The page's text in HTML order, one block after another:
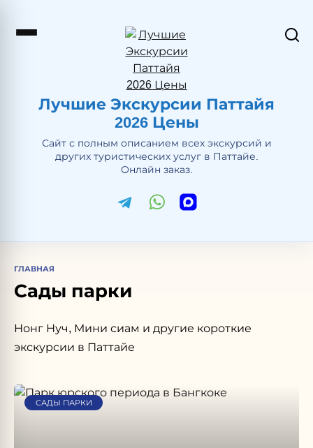
Лучшие Экскурсии Паттайя
2026 Цены
Сайт с полным описанием всех экскурсий и
других туристических услуг в Паттайе.
Онлайн заказ.
ГЛАВНАЯ
Сады парки
Нонг Нуч, Мини сиам и другие короткие
экскурсии в Паттайе
САДЫ ПАРКИ